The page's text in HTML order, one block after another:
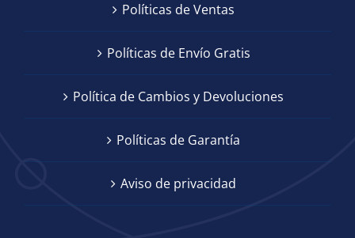
Políticas de Ventas
Políticas de Envío Gratis
Política de Cambios y Devoluciones
Políticas de Garantía
Aviso de privacidad